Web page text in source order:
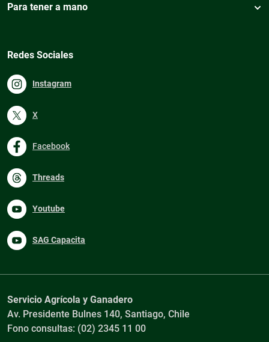
Para tener a mano
Redes Sociales
Instagram
X
Facebook
Threads
Youtube
SAG Capacita
Servicio Agrícola y Ganadero
Av. Presidente Bulnes 140, Santiago, Chile
Fono consultas: (02) 2345 11 00